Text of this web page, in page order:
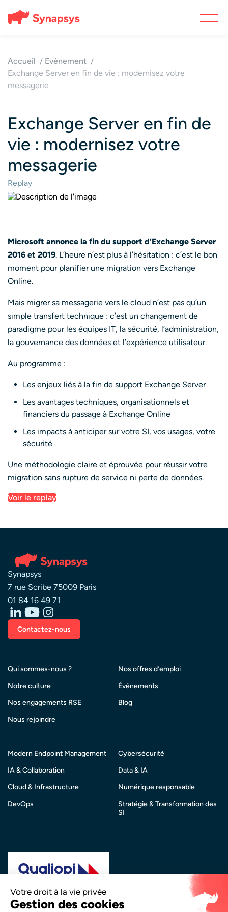
Accueil
Evènement
Exchange Server en fin de vie : modernisez votre
messagerie
Exchange Server en fin de
vie : modernisez votre
messagerie
Replay
Microsoft annonce la fin du support d’Exchange Server
2016 et 2019. L’heure n’est plus à l’hésitation : c’est le bon
moment pour planifier une migration vers Exchange
Online.
Mais migrer sa messagerie vers le cloud n’est pas qu’un
simple transfert technique : c’est un changement de
paradigme pour les équipes IT, la sécurité, l’administration,
la gouvernance des données et l’expérience utilisateur.
Au programme :
Les enjeux liés à la fin de support Exchange Server
Les avantages techniques, organisationnels et
financiers du passage à Exchange Online
Les impacts à anticiper sur votre SI, vos usages, votre
sécurité
Une méthodologie claire et éprouvée pour réussir votre
migration sans rupture de service ni perte de données.
Voir le replay
Synapsys
7 rue Scribe 75009 Paris
01 84 16 49 71
Contactez-nous
Qui sommes-nous ?
Notre culture
Nos engagements RSE
Nous rejoindre
Nos offres d’emploi
Évènements
Blog
Modern Endpoint Management
IA & Collaboration
Cloud & Infrastructure
DevOps
Cybersécurité
Data & IA
Numérique responsable
Stratégie & Transformation des
SI